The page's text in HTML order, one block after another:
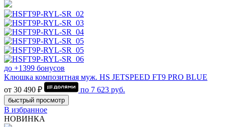
до +1399 бонусов
Клюшка композитная муж. HS JETSPEED FT9 PRO BLUE
от 30 490 ₽
по 7 623 руб.
быстрый просмотр
В избранное
НОВИНКА